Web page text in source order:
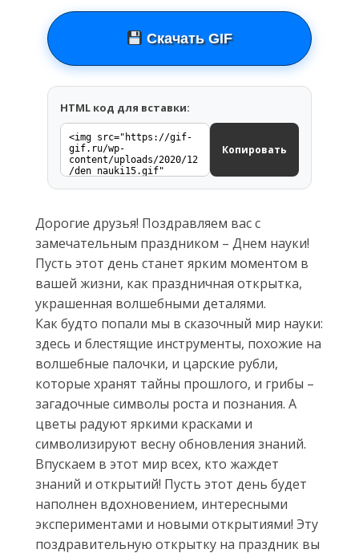
Скачать GIF
HTML код для вставки:
Копировать
Дорогие друзья! Поздравляем вас с
замечательным праздником – Днем науки!
Пусть этот день станет ярким моментом в
вашей жизни, как праздничная открытка,
украшенная волшебными деталями.
Как будто попали мы в сказочный мир науки:
здесь и блестящие инструменты, похожие на
волшебные палочки, и царские рубли,
которые хранят тайны прошлого, и грибы –
загадочные символы роста и познания. А
цветы радуют яркими красками и
символизируют весну обновления знаний.
Впускаем в этот мир всех, кто жаждет
знаний и открытий! Пусть этот день будет
наполнен вдохновением, интересными
экспериментами и новыми открытиями! Эту
поздравительную открытку на праздник вы